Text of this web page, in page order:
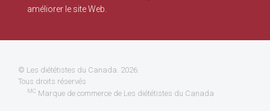
améliorer le site Web.
© Les diététistes du Canada . 2026.
Tous droits réservés
MC Marque de commerce de Les diététistes du Canada